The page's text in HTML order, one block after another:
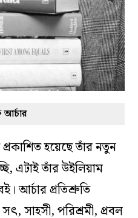
আর্চার
হয়েছে তাঁর নতুন
এটাই তাঁর উইলিয়াম
আর্চার প্রতিশ্রুতি
সাহসী, পরিশ্রমী, প্রবল